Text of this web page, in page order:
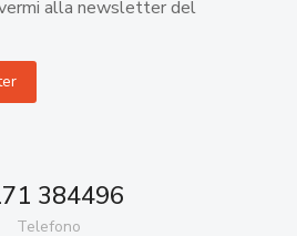
alla newsletter del
384496
Telefono